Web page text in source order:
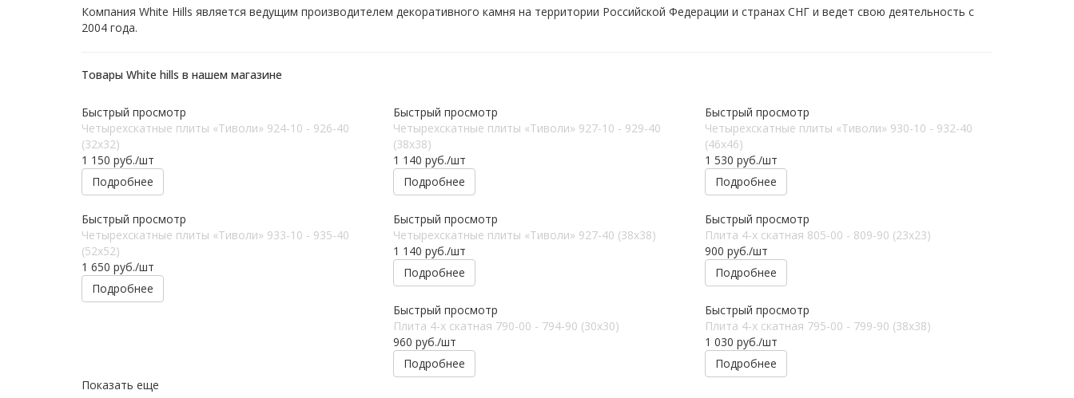
Компания White Hills является ведущим производителем декоративного камня на территории Российской Федерации и странах СНГ и ведет свою деятельность с
2004 года.
Товары White hills в нашем магазине
Быстрый просмотр
Четырехскатные плиты «Тиволи» 924-10 - 926-40
(32х32)
1 150 руб./шт
Подробнее
Быстрый просмотр
Четырехскатные плиты «Тиволи» 927-10 - 929-40
(38х38)
1 140 руб./шт
Подробнее
Быстрый просмотр
Четырехскатные плиты «Тиволи» 930-10 - 932-40
(46x46)
1 530 руб./шт
Подробнее
Быстрый просмотр
Четырехскатные плиты «Тиволи» 933-10 - 935-40
(52x52)
1 650 руб./шт
Подробнее
Быстрый просмотр
Четырехскатные плиты «Тиволи» 927-40 (38х38)
1 140 руб./шт
Подробнее
Быстрый просмотр
Плита 4-х скатная 805-00 - 809-90 (23x23)
900 руб./шт
Подробнее
Быстрый просмотр
Плита 4-х скатная 790-00 - 794-90 (30x30)
960 руб./шт
Подробнее
Быстрый просмотр
Плита 4-х скатная 795-00 - 799-90 (38x38)
1 030 руб./шт
Подробнее
Показать еще